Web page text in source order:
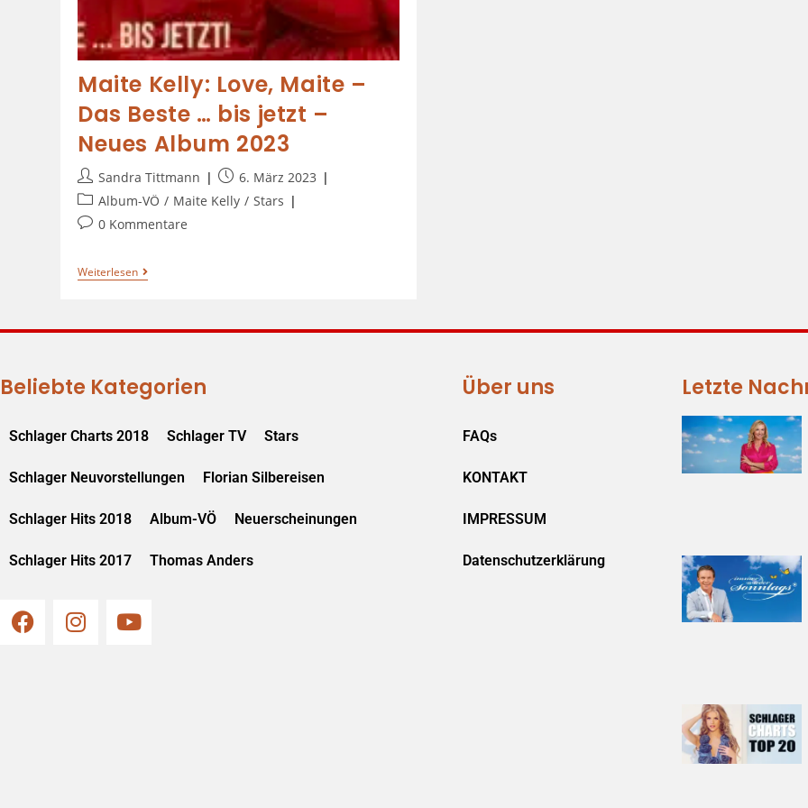
Maite Kelly: Love, Maite –
Das Beste … bis jetzt –
Neues Album 2023
Sandra Tittmann
6. März 2023
Album-VÖ / Maite Kelly / Stars
0 Kommentare
Weiterlesen
Beliebte Kategorien
Schlager Charts 2018 Schlager TV Stars
Schlager Neuvorstellungen Florian Silbereisen
Schlager Hits 2018 Album-VÖ Neuerscheinungen
Schlager Hits 2017 Thomas Anders
Über uns
FAQs
KONTAKT
IMPRESSUM
Datenschutzerklärung
Letzte